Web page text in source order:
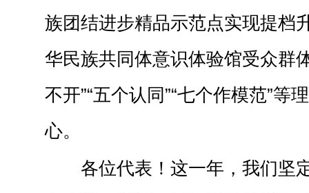
族团结进步精品示范点实现提档
华民族共同体意识体验馆受众群
不开”“五个认同”“七个作模范”等
心。
各位代表！这一年，我们坚